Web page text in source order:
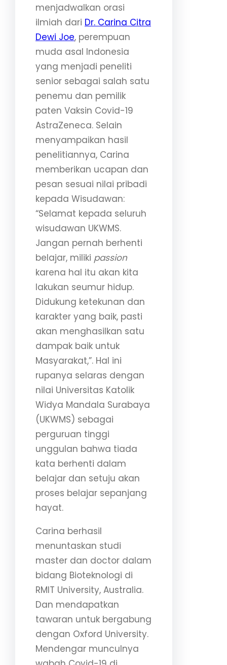
menjadwalkan orasi
ilmiah dari Dr. Carina Citra
Dewi Joe, perempuan
muda asal Indonesia
yang menjadi peneliti
senior sebagai salah satu
penemu dan pemilik
paten Vaksin Covid-19
AstraZeneca. Selain
menyampaikan hasil
penelitiannya, Carina
memberikan ucapan dan
pesan sesuai nilai pribadi
kepada Wisudawan:
“Selamat kepada seluruh
wisudawan UKWMS.
Jangan pernah berhenti
belajar, miliki passion
karena hal itu akan kita
lakukan seumur hidup.
Didukung ketekunan dan
karakter yang baik, pasti
akan menghasilkan satu
dampak baik untuk
Masyarakat,”. Hal ini
rupanya selaras dengan
nilai Universitas Katolik
Widya Mandala Surabaya
(UKWMS) sebagai
perguruan tinggi
unggulan bahwa tiada
kata berhenti dalam
belajar dan setuju akan
proses belajar sepanjang
hayat.
Carina berhasil
menuntaskan studi
master dan doctor dalam
bidang Bioteknologi di
RMIT University, Australia.
Dan mendapatkan
tawaran untuk bergabung
dengan Oxford University.
Mendengar munculnya